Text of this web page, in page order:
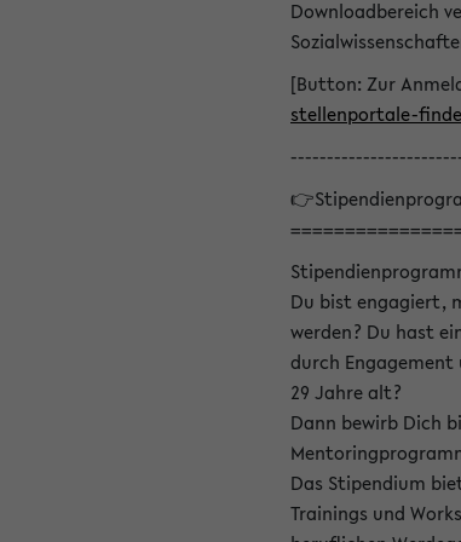
Downloadbereich
[Button: Zur
stellenportale-
Du bist engagiert,
werden? Du hast
durch
29 Jahre alt?
Dann bewirb Dich
Das Stipendium
Trainings und